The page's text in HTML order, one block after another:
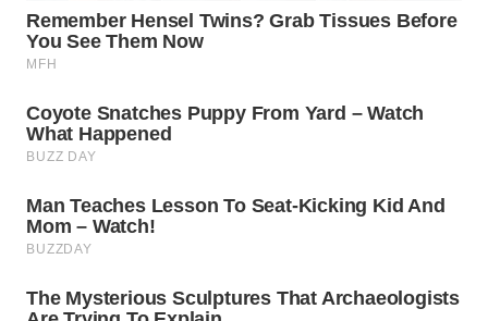
TAPANULI
UTARA
SAMOSIR
PADANG
LAWAS
SUMEDANG